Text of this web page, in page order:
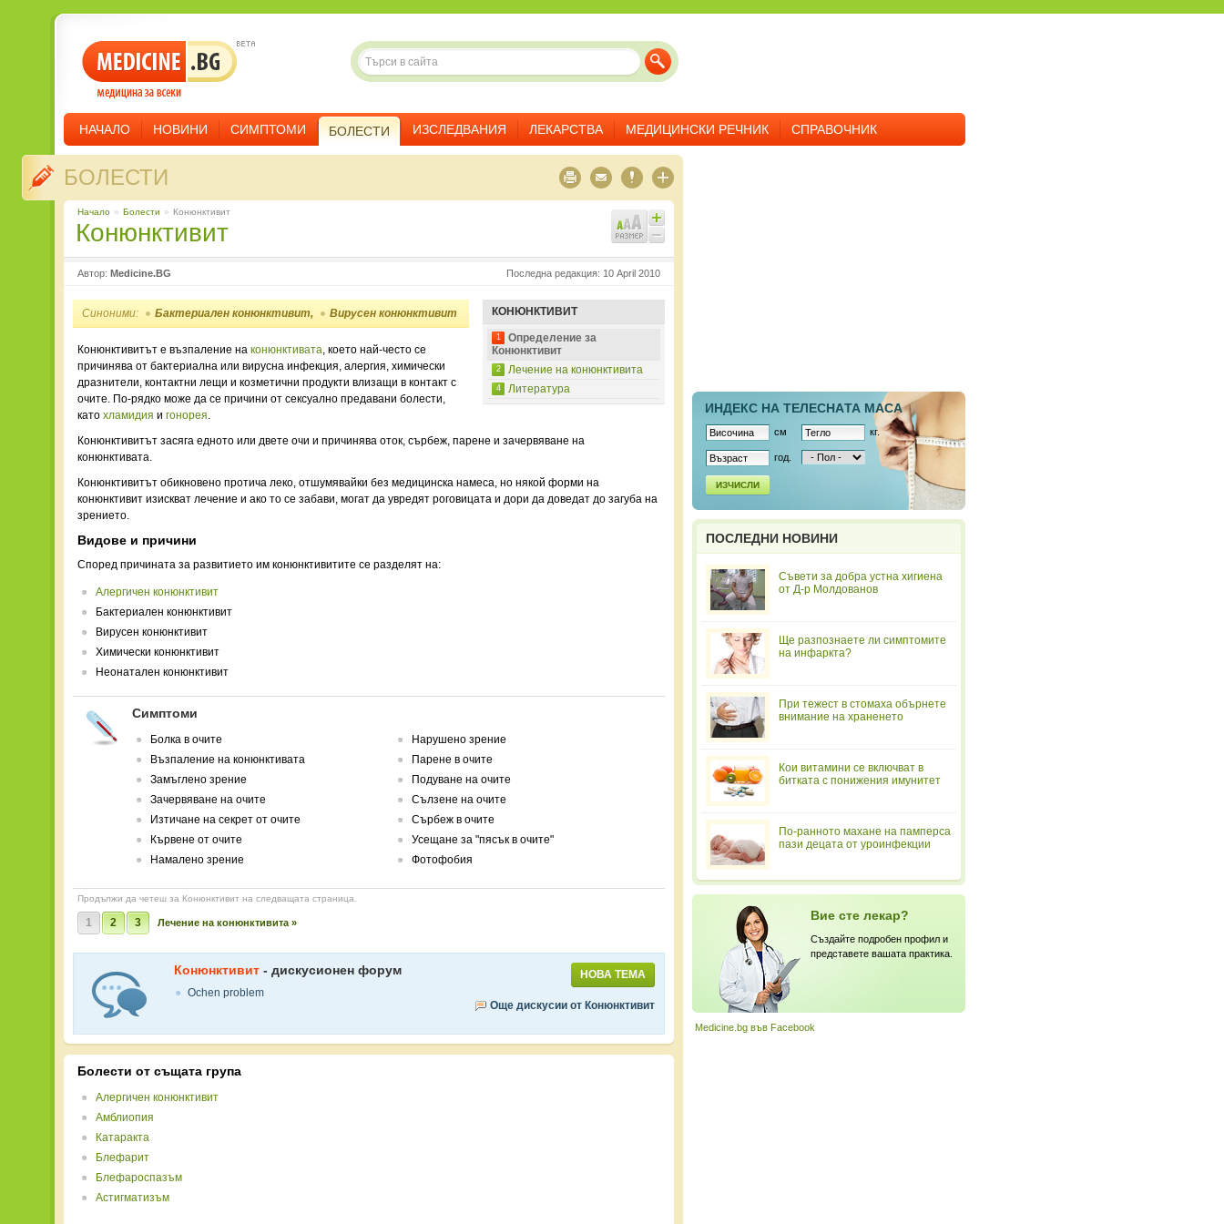
НАЧАЛО НОВИНИ СИМПТОМИ БОЛЕСТИ ИЗСЛЕДВАНИЯ ЛЕКАРСТВА МЕДИЦИНСКИ РЕЧНИК СПРАВОЧНИК
БОЛЕСТИ
Начало » Болести » Конюнктивит
Конюнктивит
Автор: Medicine.BG Последна редакция: 10 April 2010
КОНЮНКТИВИТ
1
Определение за
Конюнктивит
2 Лечение на конюнктивита
4 Литература
Синоними: Бактериален конюнктивит, Вирусен конюнктивит
Конюнктивитът е възпаление на конюнктивата, което най-често се
причинява от бактериална или вирусна инфекция, алергия, химически
дразнители, контактни лещи и козметични продукти влизащи в контакт с
очите. По-рядко може да се причини от сексуално предавани болести,
като хламидия и гонорея.
Конюнктивитът засяга едното или двете очи и причинява оток, сърбеж, парене и зачервяване на
конюнктивата.
Конюнктивитът обикновено протича леко, отшумявайки без медицинска намеса, но някой форми на
конюнктивит изискват лечение и ако то се забави, могат да увредят роговицата и дори да доведат до загуба на
зрението.
Видове и причини
Според причината за развитието им конюнктивитите се разделят на:
Алергичен конюнктивит
Бактериален конюнктивит
Вирусен конюнктивит
Химически конюнктивит
Неонатален конюнктивит
Симптоми
Болка в очите
Възпаление на конюнктивата
Замъглено зрение
Зачервяване на очите
Изтичане на секрет от очите
Кървене от очите
Намалено зрение
Нарушенo зрение
Парене в очите
Подуване на очите
Сълзене на очите
Сърбеж в очите
Усещане за "пясък в очите"
Фотофобия
Продължи да четеш за Конюнктивит на следващата страница.
1 2 3 Лечение на конюнктивита »
НОВА ТЕМА
Конюнктивит - дискусионен форум
Ochen problem
Още дискусии от Конюнктивит
Болести от същата група
Алергичен конюнктивит
Амблиопия
Катаракта
Блефарит
Блефароспазъм
Астигматизъм
ИНДЕКС НА ТЕЛЕСНAТА МАСА
см кг.
год.
ИЗЧИСЛИ
ПОСЛЕДНИ НОВИНИ
Съвети за добра устна хигиена
от Д-р Молдованов
Ще разпознаете ли симптомите
на инфаркта?
При тежест в стомаха обърнете
внимание на храненето
Кои витамини се включват в
битката с понижения имунитет
По-ранното махане на памперса
пази децата от уроинфекции
Вие сте лекар?
Създайте подробен профил и
представете вашата практика.
Medicine.bg във Facebook